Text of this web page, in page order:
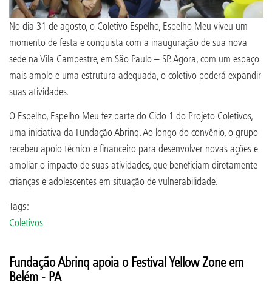
No dia 31 de agosto, o Coletivo Espelho, Espelho Meu viveu um
momento de festa e conquista com a inauguração de sua nova
sede na Vila Campestre, em São Paulo – SP. Agora, com um espaço
mais amplo e uma estrutura adequada, o coletivo poderá expandir
suas atividades.
O Espelho, Espelho Meu fez parte do Ciclo 1 do Projeto Coletivos,
uma iniciativa da Fundação Abrinq. Ao longo do convênio, o grupo
recebeu apoio técnico e financeiro para desenvolver novas ações e
ampliar o impacto de suas atividades, que beneficiam diretamente
crianças e adolescentes em situação de vulnerabilidade.
Tags:
Coletivos
Fundação Abrinq apoia o Festival Yellow Zone em
Belém - PA